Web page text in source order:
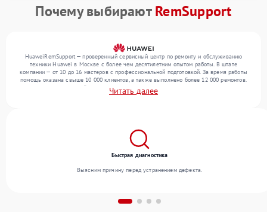
Почему выбираютRemSupport
HuaweiRemSupport — проверенный сервисный центр по ремонту и обслуживанию
техники Huawei в Москве с более чем десятилетним опытом работы. В штате
компании — от 10 до 16 мастеров с профессиональной подготовкой. За время работы
помощь оказана свыше 10 000 клиентов, а также выполнено более 12 000 ремонтов.
Ежемесячно в сервисный центр поступает свыше 300 единиц техники, включая , , . Мы
устраняем поломки любой сложности и обеспечиваем надежный результат благодаря
Читать далее
Быстрая диагностика
Выясним причину перед устранением дефекта.